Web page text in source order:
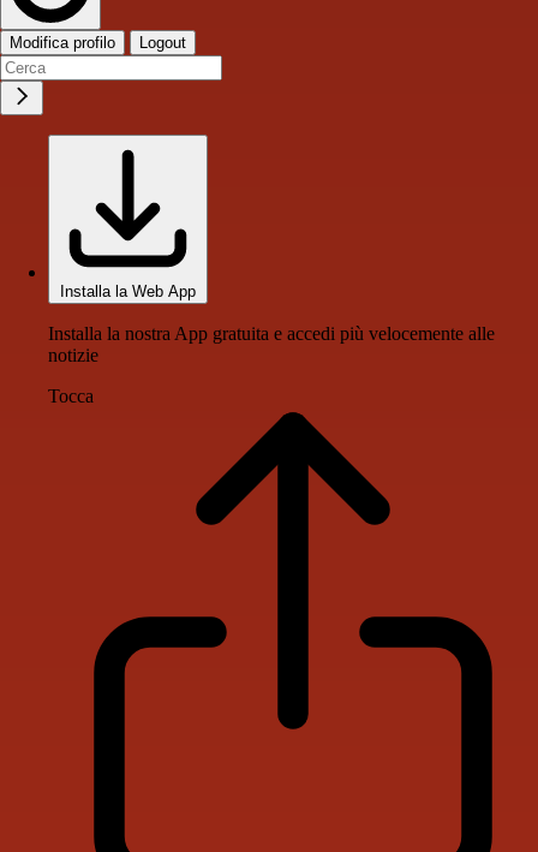
Modifica profilo Logout
Installa la Web App
Installa la nostra App gratuita e accedi più velocemente alle
notizie
Tocca